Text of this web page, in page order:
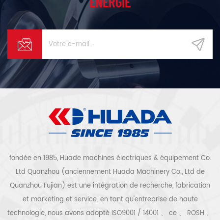
fondée en 1985, Huade machines électriques & équipement Co.
Ltd Quanzhou (anciennement Huada Machinery Co., Ltd de
Quanzhou Fujian) est une intégration de recherche, fabrication
et marketing et service. en tant qu'entreprise de haute
technologie, nous avons adopté ISO9001 / 14001 、 ce 、 ROSH 、